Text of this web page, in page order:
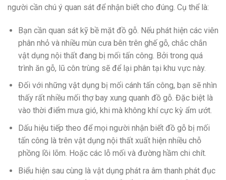
người cần chú ý quan sát để nhận biết cho đúng. Cụ thể là:
Bạn cần quan sát kỹ bề mặt đồ gỗ. Nếu phát hiện các viên
phân nhỏ và nhiều mùn cưa bên trên ghế gỗ, chắc chắn
vật dụng nội thất đang bị mối tấn công. Bởi trong quá
trình ăn gỗ, lũ côn trùng sẽ để lại phân tại khu vực này.
Đối với những vật dụng bị mối cánh tấn công, bạn sẽ nhìn
thấy rất nhiều mối thợ bay xung quanh đồ gỗ. Đặc biệt là
vào thời điểm mưa gió, khi mà không khí cực kỳ ẩm ướt.
Dấu hiệu tiếp theo để mọi người nhận biết đồ gỗ bị mối
tấn công là trên vật dụng nội thất xuất hiện nhiều chỗ
phồng lồi lõm. Hoặc các lỗ mối và đường hầm chi chít.
Biểu hiện sau cùng là vật dụng phát ra âm thanh phát đục